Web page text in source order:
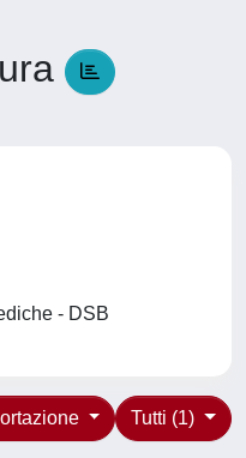
- DSB
Tutti (1)